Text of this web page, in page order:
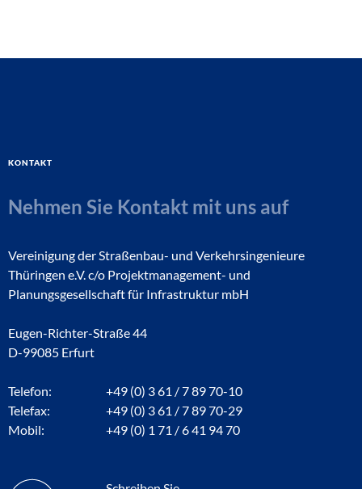
Kontakt
Nehmen Sie Kontakt mit uns auf
Vereinigung der Straßenbau- und Verkehrsingenieure
Thüringen e.V. c/o Projektmanagement- und
Planungsgesellschaft für Infrastruktur mbH
Eugen-Richter-Straße 44
D-99085 Erfurt
Telefon:
+49 (0) 3 61 / 7 89 70-10
Telefax:
+49 (0) 3 61 / 7 89 70-29
Mobil:
+49 (0) 1 71 / 6 41 94 70